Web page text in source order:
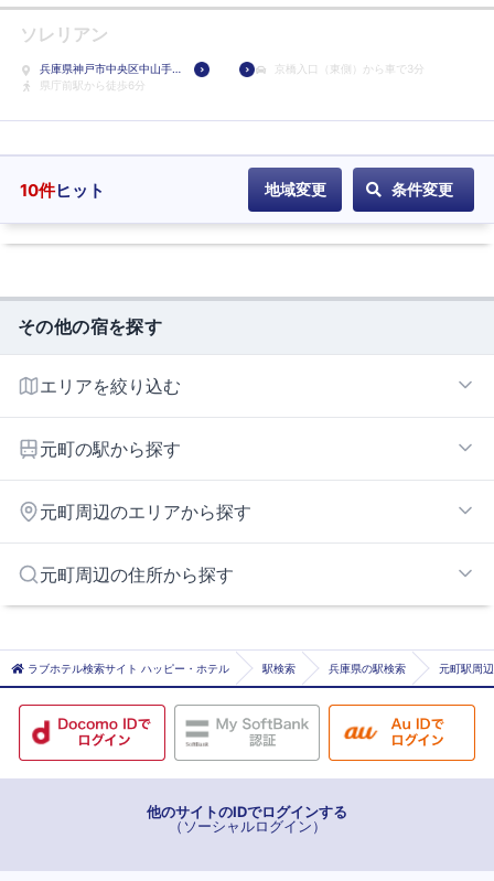
に
ソレリアン
兵庫県神戸市中央区中山手
通3-4-16
京橋入口（東側）から車で3分
県庁前駅から徒歩6分
10件ヒット 地域変更 条件変更
その他の宿を探す
エリアを絞り込む
神戸駅周辺エリア
元町の駅から探す
ハーバーランド
旧居留地・大丸前
元町
高速神戸
三ノ宮
三宮
元町周辺のエリアから探す
六甲エリア
元町周辺の住所から探す
神戸市神戸市兵庫区
神戸市神戸市北区
ラブホテル検索サイト ハッピー・ホテル 駅検索 兵庫県の駅検索 元町駅周
他のサイトのIDでログインする
（ソーシャルログイン）